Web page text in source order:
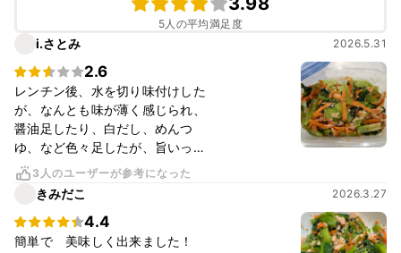
5人の平均満足度
i.さとみ 2026.5.31
2.6
レンチン後、水を切り味付けした
が、なんとも味が薄く感じられ、
醤油足したり、白だし、めんつ
ゆ、など色々足したが、旨いっ、
まではいきませんでした。次回は
別のレシピを参考にしようと思い
ました。残念です
3人のユーザーが参考になった
きみだこ 2026.3.27
4.4
簡単で 美味しく出来ました！